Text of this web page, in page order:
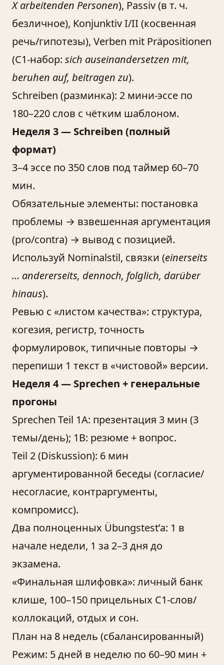
X arbeitenden Personen), Passiv (в т. ч.
безличное), Konjunktiv I/II (косвенная
речь/гипотезы), Verben mit Präpositionen
(C1-набор: sich auseinandersetzen mit,
beruhen auf, beitragen zu).
Schreiben (разминка): 2 мини-эссе по
180–220 слов с чётким шаблоном.
Неделя 3 — Schreiben (полный
формат)
3–4 эссе по 350 слов под таймер 60–70
мин.
Обязательные элементы: постановка
проблемы → взвешенная аргументация
(pro/contra) → вывод с позицией.
Используй Nominalstil, связки (einerseits
… andererseits, dennoch, folglich, darüber
hinaus).
Ревью с «листом качества»: структура,
когезия, регистр, точность
формулировок, типичные повторы →
перепиши 1 текст в «чистовой» версии.
Неделя 4 — Sprechen + генеральные
прогоны
Sprechen Teil 1A: презентация 3 мин (3
темы/день); 1B: резюме + вопрос.
Teil 2 (Diskussion): 6 мин
аргументированной беседы (согласие/
несогласие, контраргументы,
компромисс).
Два полноценных Übungstest’a: 1 в
начале недели, 1 за 2–3 дня до
экзамена.
«Финальная шлифовка»: личный банк
клише, 100–150 прицельных C1-слов/
коллокаций, отдых и сон.
План на 8 недель (сбалансированный)
Режим: 5 дней в неделю по 60–90 мин +